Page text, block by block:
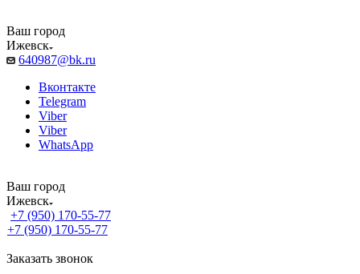
Ваш город
Ижевск
640987@bk.ru
Вконтакте
Telegram
Viber
Viber
WhatsApp
Ваш город
Ижевск
+7 (950) 170-55-77
+7 (950) 170-55-77
Заказать звонок